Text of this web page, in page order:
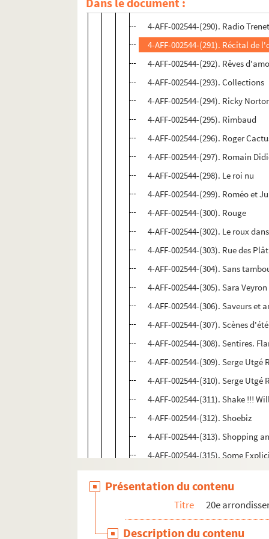
4-AFF-002544-(289). Quitte à
4-AFF-002544-(290). Radio
4-AFF-002544-(291). Récital de
4-AFF-002544-(292). Rêves
4-AFF-002544-(293). Collections
4-AFF-002544-(294). Ricky
4-AFF-002544-(295). Rimbaud
4-AFF-002544-(296). Roger
4-AFF-002544-(297). Romain
4-AFF-002544-(298). Le roi nu
4-AFF-002544-(299). Roméo et
4-AFF-002544-(300). Rouge
4-AFF-002544-(302). Le roux
4-AFF-002544-(303). Rue des
4-AFF-002544-(304). Sans
4-AFF-002544-(305). Sara Veyron
4-AFF-002544-(306). Saveurs
4-AFF-002544-(307). Scènes
4-AFF-002544-(308). Sentires.
4-AFF-002544-(309). Serge
4-AFF-002544-(310). Serge Utgé
4-AFF-002544-(311). Shake !!!
4-AFF-002544-(312). Shoebiz
4-AFF-002544-(313). Shopping
4-AFF-002544-(315). Some
4-AFF-002544-(317). Souled
4-AFF-002544-(318). Sound
4-AFF-002544-(319). Sourigues
Présentation du contenu
Titre 20e
Description du contenu